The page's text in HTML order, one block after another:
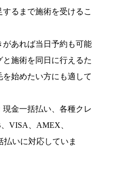
るまで施術を受けるこ
があれば当日予約も可能
施術を同日に行えるた
始めたい方にも適して
現金一括払い、各種クレ
VISA、AMEX、
払いに対応していま